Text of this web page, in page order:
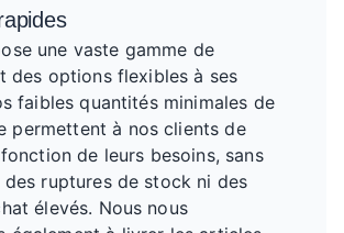
une vaste gamme de
des options flexibles à ses
faibles quantités minimales de
permettent à nos clients de
de leurs besoins, sans
des ruptures de stock ni des
élevés. Nous nous